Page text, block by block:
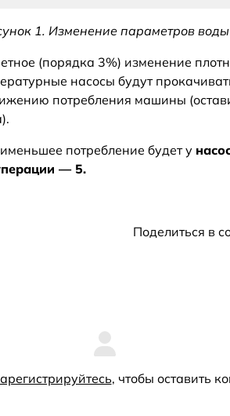
1. Изменение параметров воды
(порядка 3%) изменение
насосы будут
потребления машины
потребление будет у
— 5.
Поделиться в
, чтобы оставить